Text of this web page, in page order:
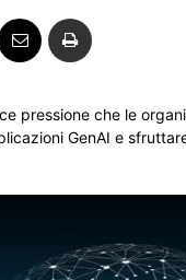
pressione che le
GenAI e